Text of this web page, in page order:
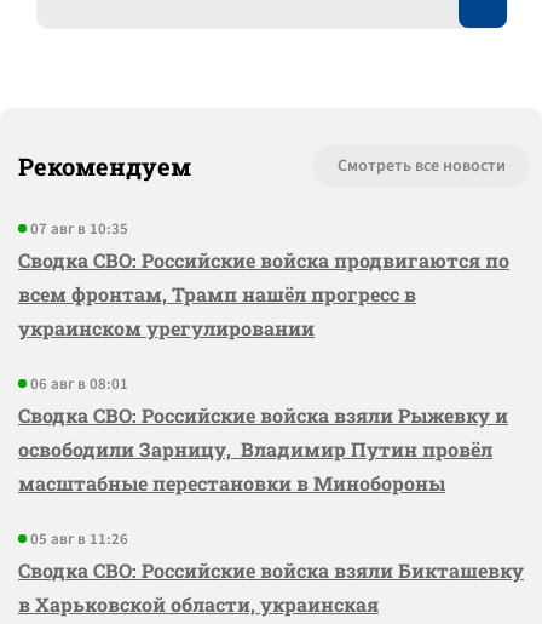
Рекомендуем Смотреть все новости
07 авг в 10:35
Сводка СВО: Российские войска продвигаются по
всем фронтам, Трамп нашёл прогресс в
украинском урегулировании
06 авг в 08:01
Сводка СВО: Российские войска взяли Рыжевку и
освободили Зарницу, Владимир Путин провёл
масштабные перестановки в Минобороны
05 авг в 11:26
Сводка СВО: Российские войска взяли Бикташевку
в Харьковской области, украинская